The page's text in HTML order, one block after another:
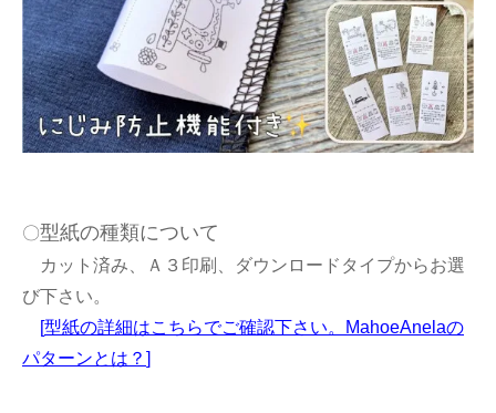
〇型紙の種類について
カット済み、Ａ３印刷、ダウンロードタイプからお選
び下さい。
[型紙の詳細はこちらでご確認下さい。MahoeAnelaの
パターンとは？ ]